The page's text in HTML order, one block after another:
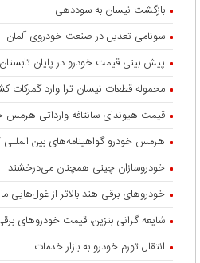
بازگشت نیسان به سوددهی
سونامی تعدیل در صنعت خودروی آلمان
پیش بینی قیمت خودرو در پایان تابستان
محموله قطعات نیسان ترا وارد گمرکات
قیمت هیوندای سانتافه وارداتی هرمس
هرمس خودرو گواهینامه‌های بین المللی TÜV را دریافت کرد
خودروسازان چینی همچنان می‌درخشند
خودروهای برقی هند بالاتر از غول‌هایی
شایعه گرانی بنزین، قیمت خودروهای برقی
انتقال تورم خودرو به بازار خدمات